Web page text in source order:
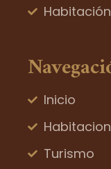
Inicio
Turismo